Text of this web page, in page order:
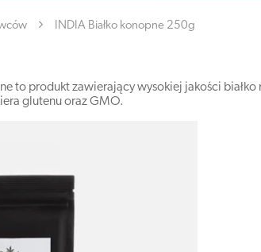
INDIA Białko konopne 250g
to produkt zawierający wysokiej jakości
glutenu oraz GMO.